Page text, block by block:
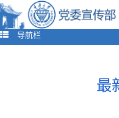
导航栏
最